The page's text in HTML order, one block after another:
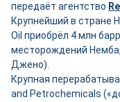
передаёт агентство
Крупнейший в стране
Oil приобрёл 4 млн
месторождений
Джено).
Крупная
and Petrochemicals